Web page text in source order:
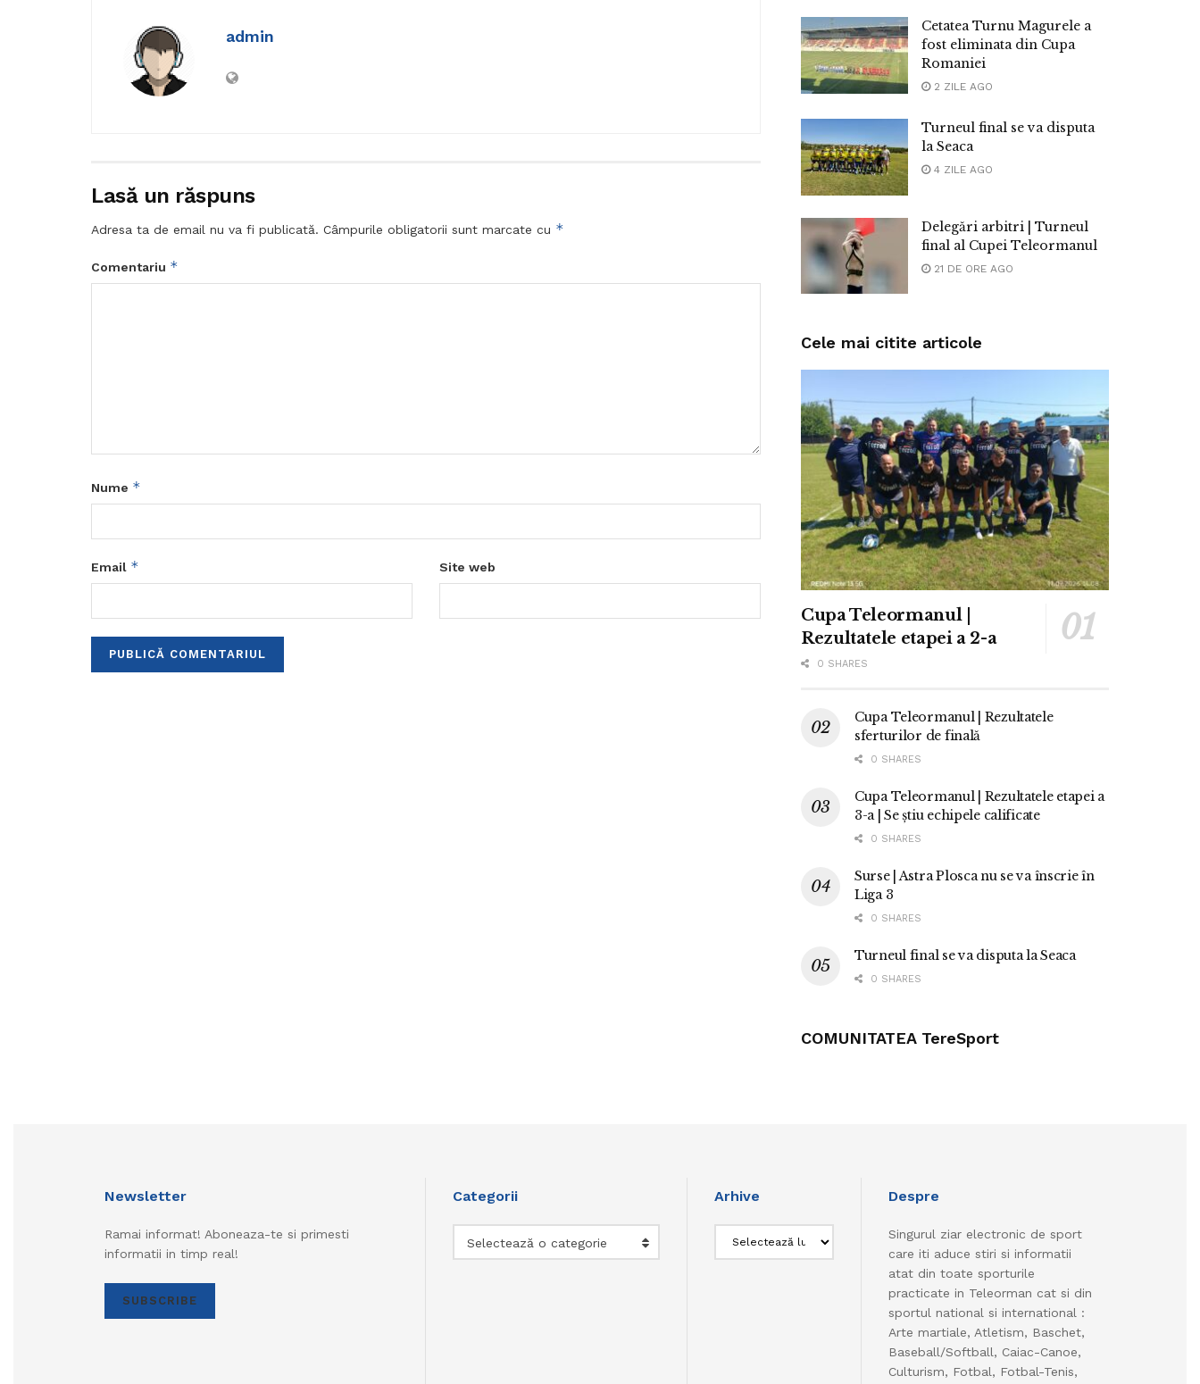
admin
Lasă un răspuns
Adresa ta de email nu va fi publicată. Câmpurile obligatorii sunt marcate cu *
Comentariu *
Nume *
Email * Site web
Cetatea Turnu Magurele a
fost eliminata din Cupa
Romaniei
2 ZILE AGO
Turneul final se va disputa
la Seaca
4 ZILE AGO
Delegări arbitri | Turneul
final al Cupei Teleormanul
21 DE ORE AGO
Cele mai citite articole
Cupa Teleormanul |
Rezultatele etapei a 2-a
0 SHARES
Cupa Teleormanul | Rezultatele
sferturilor de finală
0 SHARES
Cupa Teleormanul | Rezultatele etapei a
3-a | Se știu echipele calificate
0 SHARES
Surse | Astra Plosca nu se va înscrie în
Liga 3
0 SHARES
Turneul final se va disputa la Seaca
0 SHARES
COMUNITATEA TereSport
Newsletter
Ramai informat! Aboneaza-te si primesti
informatii in timp real!
SUBSCRIBE
Categorii
Selectează o categorie
Arhive Despre
Singurul ziar electronic de sport
care iti aduce stiri si informatii
atat din toate sporturile
practicate in Teleorman cat si din
sportul national si international :
Arte martiale, Atletism, Baschet,
Baseball/Softball, Caiac-Canoe,
Culturism, Fotbal, Fotbal-Tenis,